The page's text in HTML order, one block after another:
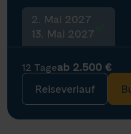
2. Mai 2027
13. Mai 2027
12 Tageab 2.500 €
Reiseverlauf